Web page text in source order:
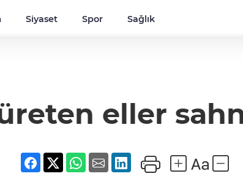
Siyaset Spor Sağlık
eller